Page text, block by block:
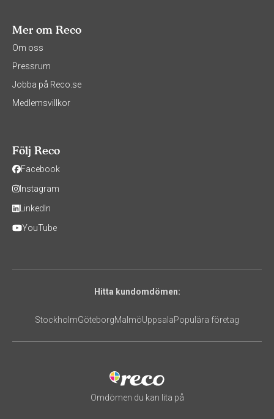
Mer om Reco
Om oss
Pressrum
Jobba på Reco.se
Medlemsvillkor
Följ Reco
Facebook
Instagram
LinkedIn
YouTube
Hitta kundomdömen:
StockholmGöteborgMalmöUppsalaPopulära företag
Omdömen du kan lita på